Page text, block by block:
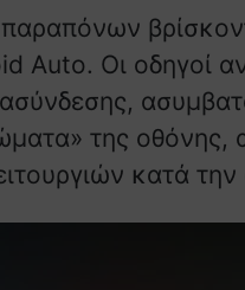
Auto. Οι οδηγοί
της οθόνης,
κατά την